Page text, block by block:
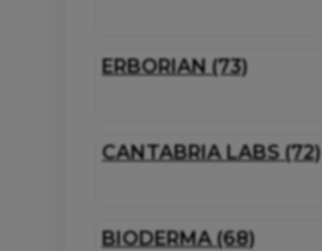
ERBORIAN (73)
CANTABRIA LABS (72)
BIODERMA (68)